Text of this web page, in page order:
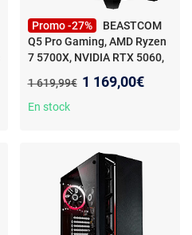
Promo -27%
BEASTCOM
Q5 Pro Gaming, AMD Ryzen
7 5700X, NVIDIA RTX 5060,
Ancien prix :
1 619,99€ Nouveau prix :
1 169,00€
En stock